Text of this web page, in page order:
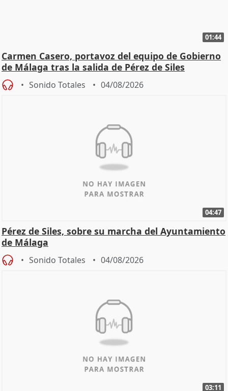
01:44
Carmen Casero, portavoz del equipo de Gobierno
de Málaga tras la salida de Pérez de Siles
Sonido Totales 04/08/2026
04:47
Pérez de Siles, sobre su marcha del Ayuntamiento
de Málaga
Sonido Totales 04/08/2026
03:11